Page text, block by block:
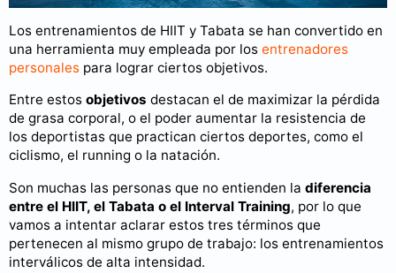
Los entrenamientos de HIIT y Tabata se han convertido en
una herramienta muy empleada por los entrenadores
personales para lograr ciertos objetivos.
Entre estos objetivos destacan el de maximizar la pérdida
de grasa corporal, o el poder aumentar la resistencia de
los deportistas que practican ciertos deportes, como el
ciclismo, el running o la natación.
Son muchas las personas que no entienden la diferencia
entre el HIIT, el Tabata o el Interval Training, por lo que
vamos a intentar aclarar estos tres términos que
pertenecen al mismo grupo de trabajo: los entrenamientos
interválicos de alta intensidad.